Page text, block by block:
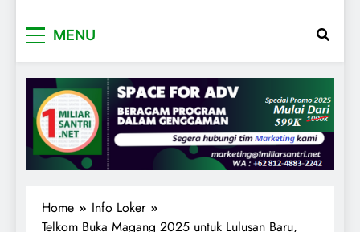
MENU
Home
Info Loker
Telkom Buka Magang 2025 untuk Lulusan Baru,